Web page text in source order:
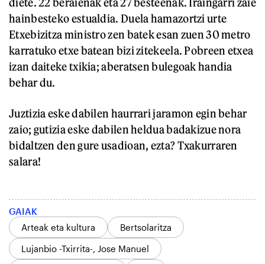
hainbesteko estualdia. Duela hamazortzi urte
Etxebizitza ministro zen batek esan zuen 30 metro
karratuko etxe batean bizi zitekeela. Pobreen etxea
izan daiteke txikia; aberatsen bulegoak handia
behar du.
Juztizia eske dabilen haurrari jaramon egin behar
zaio; gutizia eske dabilen heldua badakizue nora
bidaltzen den gure usadioan, ezta? Txakurraren
salara!
GAIAK
Arteak eta kultura
Bertsolaritza
Lujanbio -Txirrita-, Jose Manuel